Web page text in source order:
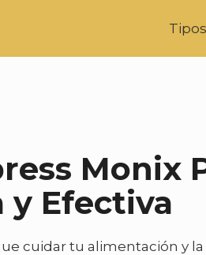
Tipos
Monix
y Efectiva
cuidar tu alimentación y